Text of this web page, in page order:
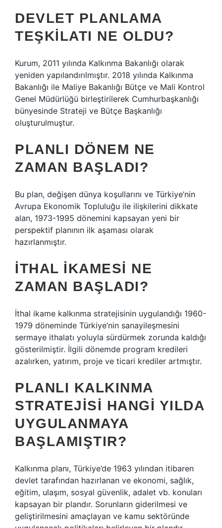
DEVLET PLANLAMA
TEŞKILATI NE OLDU?
Kurum, 2011 yılında Kalkınma Bakanlığı olarak
yeniden yapılandırılmıştır. 2018 yılında Kalkınma
Bakanlığı ile Maliye Bakanlığı Bütçe ve Mali Kontrol
Genel Müdürlüğü birleştirilerek Cumhurbaşkanlığı
bünyesinde Strateji ve Bütçe Başkanlığı
oluşturulmuştur.
PLANLI DÖNEM NE
ZAMAN BAŞLADI?
Bu plan, değişen dünya koşullarını ve Türkiye’nin
Avrupa Ekonomik Topluluğu ile ilişkilerini dikkate
alan, 1973-1995 dönemini kapsayan yeni bir
perspektif planının ilk aşaması olarak
hazırlanmıştır.
İTHAL IKAMESI NE
ZAMAN BAŞLADI?
İthal ikame kalkınma stratejisinin uygulandığı 1960-
1979 döneminde Türkiye’nin sanayileşmesini
sermaye ithalatı yoluyla sürdürmek zorunda kaldığı
gösterilmiştir. İlgili dönemde program kredileri
azalırken, yatırım, proje ve ticari krediler artmıştır.
PLANLI KALKINMA
STRATEJISI HANGI YILDA
UYGULANMAYA
BAŞLAMIŞTIR?
Kalkınma planı, Türkiye’de 1963 yılından itibaren
devlet tarafından hazırlanan ve ekonomi, sağlık,
eğitim, ulaşım, sosyal güvenlik, adalet vb. konuları
kapsayan bir plandır. Sorunların giderilmesi ve
geliştirilmesini amaçlayan ve kamu sektöründe